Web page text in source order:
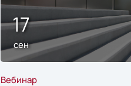
17
сен
Вебинар